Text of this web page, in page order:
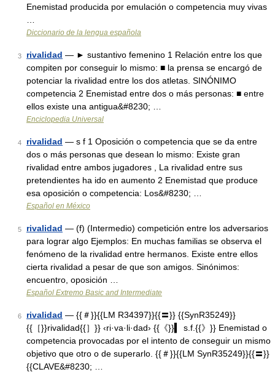
Enemistad producida por emulación o competencia muy vivas
Diccionario de la lengua española
3 rivalidad — ► sustantivo femenino 1 Relación entre los que
compiten por conseguir lo mismo: ■ la prensa se encargó de
potenciar la rivalidad entre los dos atletas. SINÓNIMO
competencia 2 Enemistad entre dos o más personas: ■ entre
ellos existe una antigua&#8230; …
Enciclopedia Universal
4 rivalidad — s f 1 Oposición o competencia que se da entre
dos o más personas que desean lo mismo: Existe gran
rivalidad entre ambos jugadores , La rivalidad entre sus
pretendientes ha ido en aumento 2 Enemistad que produce
esa oposición o competencia: Los&#8230; …
Español en México
5 rivalidad — (f) (Intermedio) competición entre los adversarios
para lograr algo Ejemplos: En muchas familias se observa el
fenómeno de la rivalidad entre hermanos. Existe entre ellos
cierta rivalidad a pesar de que son amigos. Sinónimos:
encuentro, oposición …
Español Extremo Basic and Intermediate
6 rivalidad — {{＃}}{{LM R34397}}{{〓}} {{SynR35249}}
{{［}}rivalidad{{］}} ‹ri·va·li·dad› {{《}}▍ s.f.{{》}} Enemistad o
competencia provocadas por el intento de conseguir un mismo
objetivo que otro o de superarlo. {{＃}}{{LM SynR35249}}{{〓}}
{{CLAVE&#8230; …